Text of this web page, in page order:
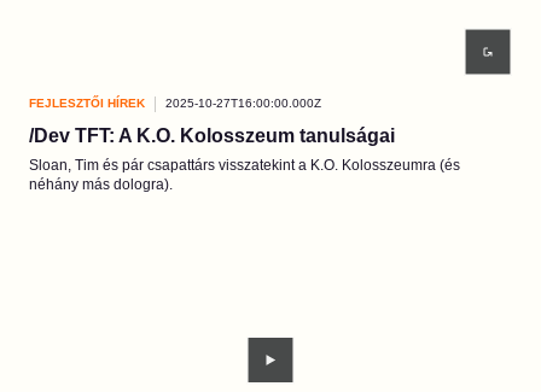
FEJLESZTŐI HÍREK 2025-10-27T16:00:00.000Z
/Dev TFT: A K.O. Kolosszeum tanulságai
Sloan, Tim és pár csapattárs visszatekint a K.O. Kolosszeumra (és
néhány más dologra).